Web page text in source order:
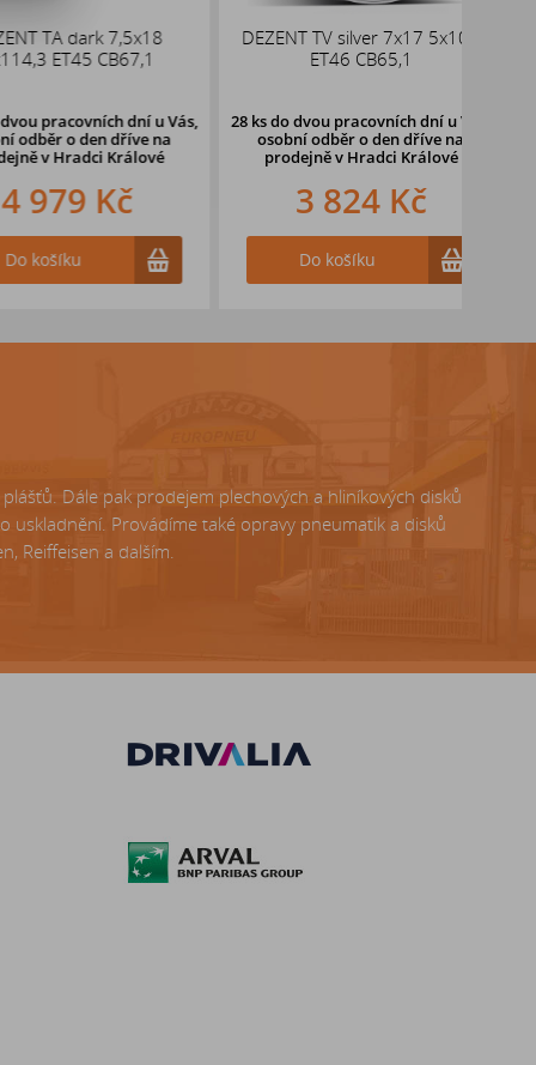
dark 7,5x18
ET45 CB67,1
dní u Vás,
o den dřívena
Hradci Králové
Kč
DEZENT TV silver 7x17 5x108
ET46 CB65,1
28 ks
do dvou pracovních dní u Vás,
osobní odběr o den dřívena
prodejně v Hradci Králové
3 824 Kč
Do košíku
Dále pak prodejem plechových a hliníkových disků
Provádíme také opravy pneumatik a disků
Reiffeisen a dalším.